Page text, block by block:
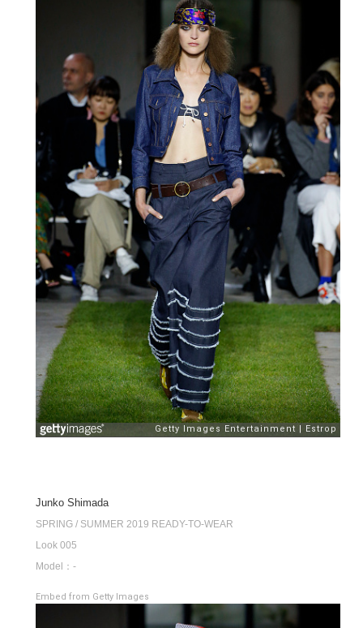
Junko Shimada
SPRING / SUMMER 2019 READY-TO-WEAR
Look 005
Model：-
Embed from Getty Images